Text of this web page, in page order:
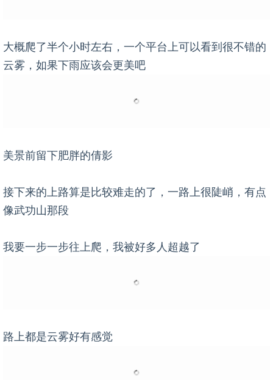
大概爬了半个小时左右，一个平台上可以看到很不错的
云雾，如果下雨应该会更美吧
美景前留下肥胖的倩影
接下来的上路算是比较难走的了，一路上很陡峭，有点
像武功山那段
我要一步一步往上爬，我被好多人超越了
路上都是云雾好有感觉